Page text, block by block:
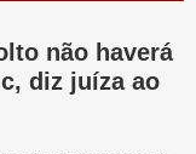
não haverá
diz juíza ao